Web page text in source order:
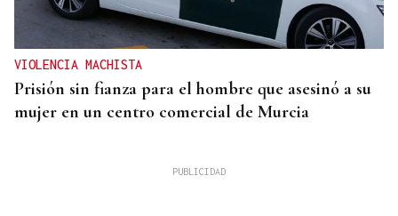
VIOLENCIA MACHISTA
Prisión sin fianza para el hombre que asesinó a su
mujer en un centro comercial de Murcia